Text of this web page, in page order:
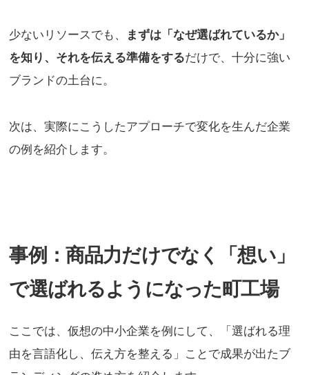
少ないリソースでも、
まずは「なぜ選ばれているか」
を知り、それを伝える準備をするだけで、十分に強い
ブランドの土台に。
次は、実際にこうしたアプローチで変化を生んだ企業
の例を紹介します。
事例：商品力だけでなく「想い」
で選ばれるようになった町工場
ここでは、仮想の中小企業を例にして、「選ばれる理
由を言語化し、伝え方を整える」ことで成果が出たブ